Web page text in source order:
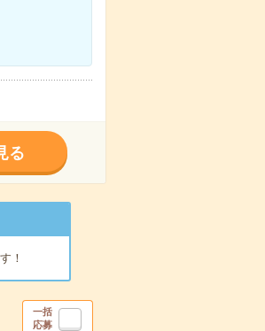
る
！
一括
応募